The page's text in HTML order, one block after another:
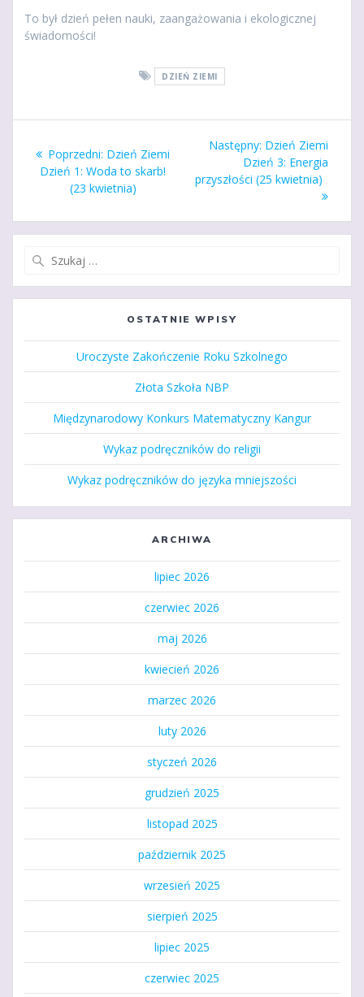
To był dzień pełen nauki, zaangażowania i ekologicznej
świadomości!
DZIEŃ ZIEMI
wpisu
Poprzedni: Poprzedni
wpis:
Dzień Ziemi
Dzień 1: Woda to skarb!
(23 kwietnia)
Następny: Następny
wpis:
Dzień Ziemi
Dzień 3: Energia
przyszłości (25 kwietnia)
OSTATNIE WPISY
Uroczyste Zakończenie Roku Szkolnego
Złota Szkoła NBP
Międzynarodowy Konkurs Matematyczny Kangur
Wykaz podręczników do religii
Wykaz podręczników do języka mniejszości
ARCHIWA
lipiec 2026
czerwiec 2026
maj 2026
kwiecień 2026
marzec 2026
luty 2026
styczeń 2026
grudzień 2025
listopad 2025
październik 2025
wrzesień 2025
sierpień 2025
lipiec 2025
czerwiec 2025